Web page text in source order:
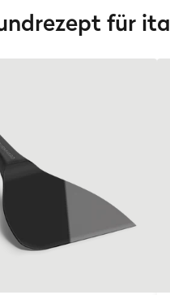
für